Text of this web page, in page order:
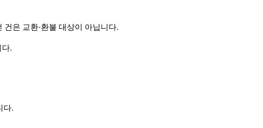
은 교환·환불 대상이 아닙니다.
.
다.